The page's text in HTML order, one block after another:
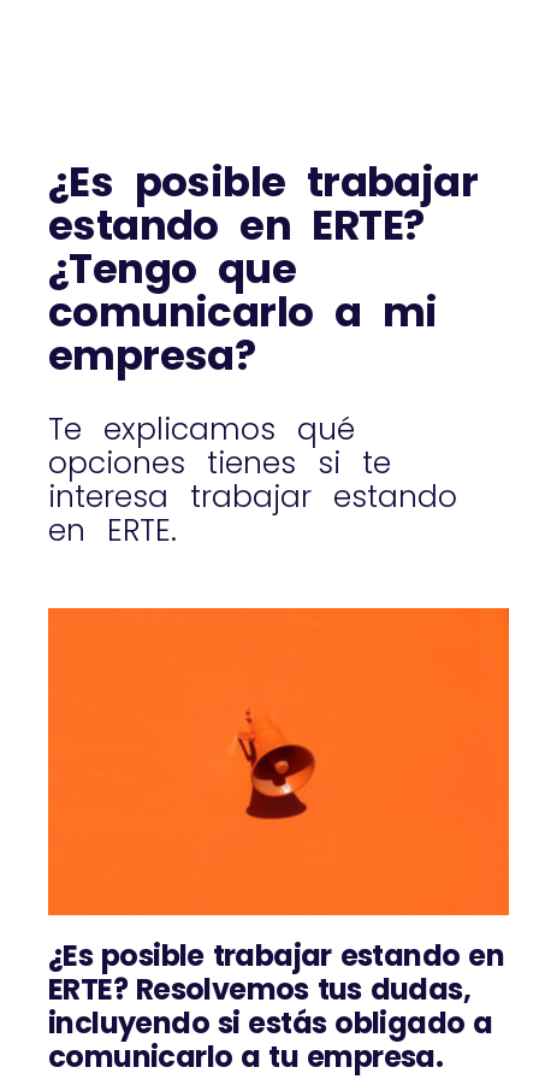
¿Es posible trabajar
estando en ERTE?
¿Tengo que
comunicarlo a mi
empresa?
Te explicamos qué
opciones tienes si te
interesa trabajar estando
en ERTE.
¿Es posible trabajar estando en
ERTE? Resolvemos tus dudas,
incluyendo si estás obligado a
comunicarlo a tu empresa.